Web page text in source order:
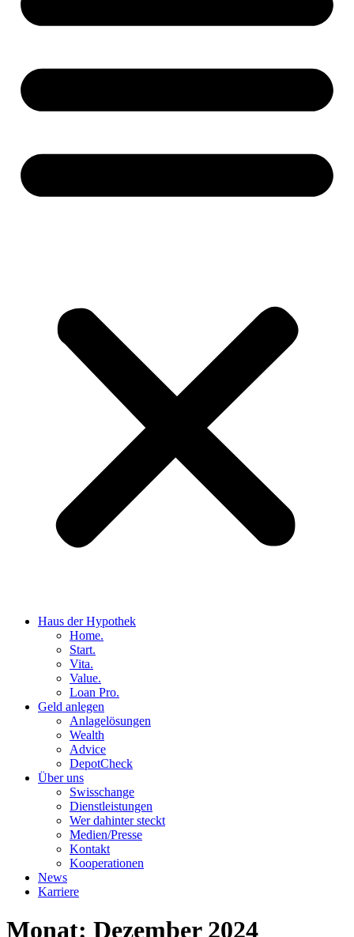
Haus der Hypothek
Home.
Start.
Vita.
Value.
Loan Pro.
Geld anlegen
Anlagelösungen
Wealth
Advice
DepotCheck
Über uns
Swisschange
Dienstleistungen
Wer dahinter steckt
Medien/Presse
Kontakt
Kooperationen
News
Karriere
Monat: Dezember 2024